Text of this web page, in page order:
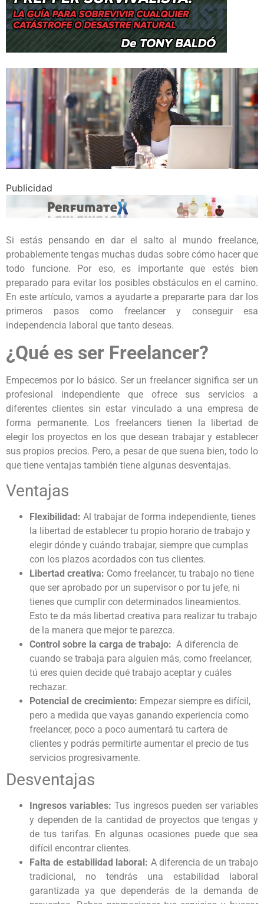
Publicidad
Si estás pensando en dar el salto al mundo freelance,
probablemente tengas muchas dudas sobre cómo hacer que
todo funcione. Por eso, es importante que estés bien
preparado para evitar los posibles obstáculos en el camino.
En este artículo, vamos a ayudarte a prepararte para dar los
primeros pasos como freelancer y conseguir esa
independencia laboral que tanto deseas.
¿Qué es ser Freelancer?
Empecemos por lo básico. Ser un freelancer significa ser un
profesional independiente que ofrece sus servicios a
diferentes clientes sin estar vinculado a una empresa de
forma permanente. Los freelancers tienen la libertad de
elegir los proyectos en los que desean trabajar y establecer
sus propios precios. Pero, a pesar de que suena bien, todo lo
que tiene ventajas también tiene algunas desventajas.
Ventajas
Flexibilidad: Al trabajar de forma independiente, tienes
la libertad de establecer tu propio horario de trabajo y
elegir dónde y cuándo trabajar, siempre que cumplas
con los plazos acordados con tus clientes.
Libertad creativa: Como freelancer, tu trabajo no tiene
que ser aprobado por un supervisor o por tu jefe, ni
tienes que cumplir con determinados lineamientos.
Esto te da más libertad creativa para realizar tu trabajo
de la manera que mejor te parezca.
Control sobre la carga de trabajo: A diferencia de
cuando se trabaja para alguien más, como freelancer,
tú eres quien decide qué trabajo aceptar y cuáles
rechazar.
Potencial de crecimiento: Empezar siempre es difícil,
pero a medida que vayas ganando experiencia como
freelancer, poco a poco aumentará tu cartera de
clientes y podrás permitirte aumentar el precio de tus
servicios progresivamente.
Desventajas
Ingresos variables:Tus ingresos pueden ser variables
y dependen de la cantidad de proyectos que tengas y
de tus tarifas. En algunas ocasiones puede que sea
difícil encontrar clientes.
Falta de estabilidad laboral: A diferencia de un trabajo
tradicional, no tendrás una estabilidad laboral
garantizada ya que dependerás de la demanda de